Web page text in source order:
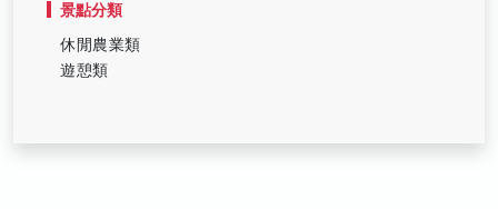
景點分類
休閒農業類
遊憩類